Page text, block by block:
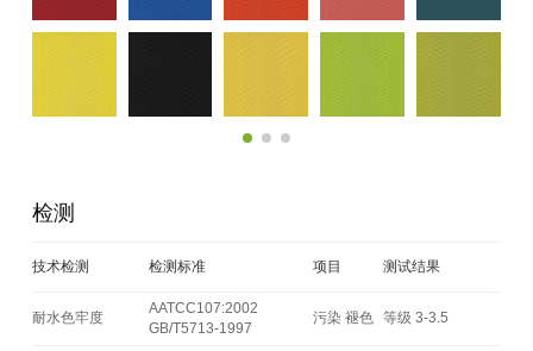
检测
技术检测 检测标准 项目 测试结果
耐水色牢度
AATCC107:2002
GB/T5713-1997
污染 褪色 等级 3-3.5